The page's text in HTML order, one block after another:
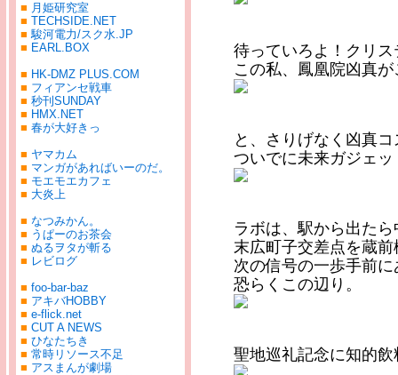
■ 月姫研究室
■ TECHSIDE.NET
■駿河電力/スク水.JP
■ EARL.BOX
■ HK-DMZ PLUS.COM
■ フィアンセ戦車
■ 秒刊SUNDAY
■ HMX.NET
■ 春が大好きっ
■ ヤマカム
■ マンガがあればいーのだ。
■ モエモエカフェ
■ 大炎上
■ なつみかん。
■ うぱーのお茶会
■ ぬるヲタが斬る
■ レビログ
■ foo-bar-baz
■ アキバHOBBY
■ e-flick.net
■ CUT A NEWS
■ ひなたちき
■ 常時リソース不足
■ アスまんが劇場
待っていろよ！クリ
この私、鳳凰院凶真
と、さりげなく凶真
ついでに未来ガジェ
ラボは、駅から出た
末広町子交差点を蔵
次の信号の一歩手前
恐らくこの辺り。
聖地巡礼記念に知的